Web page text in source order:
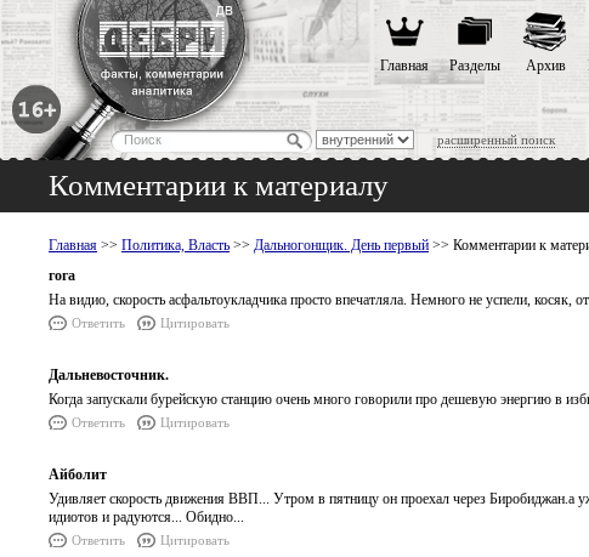
расширенный поиск
Главная Разделы Архив
Комментарии к материалу
Главная >> Политика, Власть >> Дальногонщик. День первый >> Комментарии к
гога
На видио, скорость асфальтоукладчика просто впечатляла. Немного не успели, косяк,
Ответить Цитировать
Дальневосточник.
Когда запускали бурейскую станцию очень много говорили про дешевую энергию в
Ответить Цитировать
Айболит
Удивляет скорость движения ВВП... Утром в пятницу он проехал через Биробиджан.а
идиотов и радуются... Обидно...
Ответить Цитировать